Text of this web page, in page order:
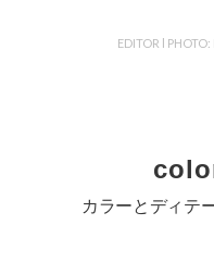
EDITOR l
カラーとディテ